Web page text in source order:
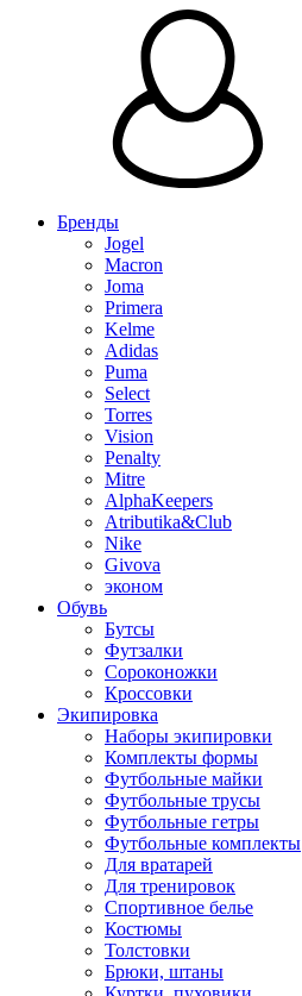
Бренды
Jogel
Macron
Joma
Primera
Kelme
Adidas
Puma
Select
Torres
Vision
Penalty
Mitre
AlphaKeepers
Atributika&Club
Nike
Givova
эконом
Обувь
Бутсы
Футзалки
Сороконожки
Кроссовки
Экипировка
Наборы экипировки
Комплекты формы
Футбольные майки
Футбольные трусы
Футбольные гетры
Футбольные комплекты
Для вратарей
Для тренировок
Спортивное белье
Костюмы
Толстовки
Брюки, штаны
Таблица размеров